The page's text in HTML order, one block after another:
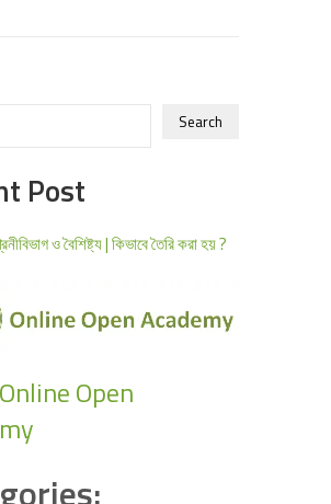
Search
Post
ও বৈশিষ্ট্য | কিভাবে তৈরি করা হয় ?
Open